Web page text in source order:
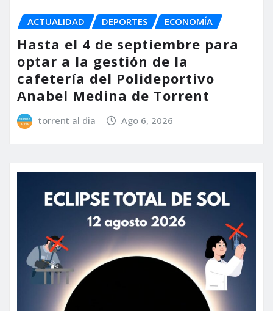
ACTUALIDAD DEPORTES ECONOMÍA
Hasta el 4 de septiembre para
optar a la gestión de la
cafetería del Polideportivo
Anabel Medina de Torrent
torrent al dia Ago 6, 2026